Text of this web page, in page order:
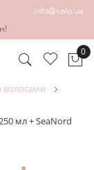
info@solo.ua
0
волосами
мл + SeaNord